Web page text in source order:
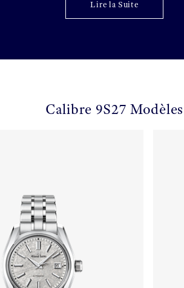
Lire la Suite
Calibre 9S27 Modèles